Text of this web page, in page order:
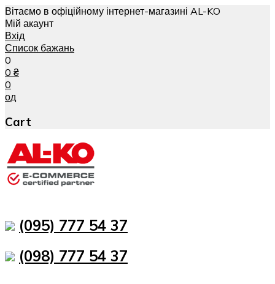
Вітаємо в офіційному інтернет-магазині AL-KO
Мій акаунт
Вхід
Список бажань
0
0 ₴
0
од
Cart
(095) 777 54 37
(098) 777 54 37